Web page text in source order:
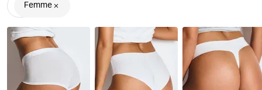
armatures, de
sous-vêtements de sport, de
ajustés. Déclinés dans différents styles et matières, nos
sous-vêtements femme s’adaptent à tous les besoins.
Faites votre choix parmi nos culottes classiques en
coton et nos modèles de sport fonctionnels. Nous
proposons également des sous-vêtements unis et à
Femme